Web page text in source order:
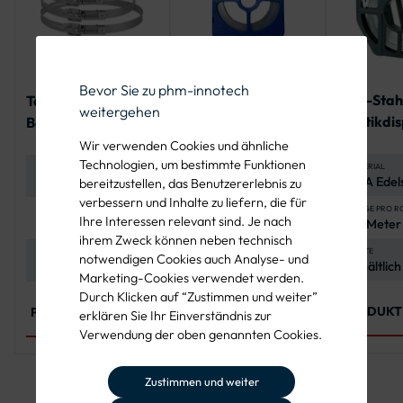
Bevor Sie zu phm-innotech
weitergehen
Wir verwenden Cookies und ähnliche
Technologien, um bestimmte Funktionen
bereitzustellen, das Benutzererlebnis zu
verbessern und Inhalte zu liefern, die für
Ihre Interessen relevant sind. Je nach
ihrem Zweck können neben technisch
notwendigen Cookies auch Analyse- und
Marketing-Cookies verwendet werden.
Durch Klicken auf “Zustimmen und weiter”
erklären Sie Ihr Einverständnis zur
Verwendung der oben genannten Cookies.
Zustimmen und weiter
Tamtorque™
Befestigungsschelle
Spannbereiche 39 -
340 mm
Edelstahl EN 1.4301,
korrosionsbeständig
MATERIALSTÄRKE
PRODUKT ANSEHEN
Serratub
geschlitzt - 25 m-
Rolle
MATERIAL
W2, Verschlussteile
verzinkt
BREITE
12 mm
25 Meter pro Rolle
PRODUKT ANSEHEN
V2A-
MATERIAL
V2A
und
LÄNGE PRO
30 Meter
BREITE